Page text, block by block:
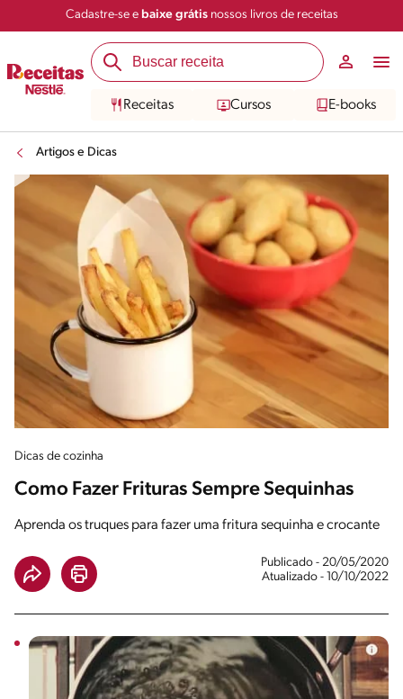
Cadastre-se e baixe grátisnossos livros de receitas
Receitas Cursos E-books
Artigos e Dicas
Dicas de cozinha
Como Fazer Frituras Sempre Sequinhas
Aprenda os truques para fazer uma fritura sequinha e crocante
Publicado - 20/05/2020
Atualizado - 10/10/2022